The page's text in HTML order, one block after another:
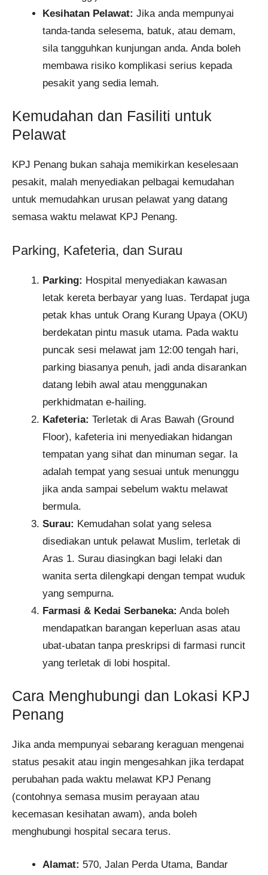
Kesihatan Pelawat: Jika anda mempunyai
tanda-tanda selesema, batuk, atau demam,
sila tangguhkan kunjungan anda. Anda boleh
membawa risiko komplikasi serius kepada
pesakit yang sedia lemah.
Kemudahan dan Fasiliti untuk
Pelawat
KPJ Penang bukan sahaja memikirkan keselesaan
pesakit, malah menyediakan pelbagai kemudahan
untuk memudahkan urusan pelawat yang datang
semasa waktu melawat KPJ Penang.
Parking, Kafeteria, dan Surau
Parking: Hospital menyediakan kawasan
letak kereta berbayar yang luas. Terdapat juga
petak khas untuk Orang Kurang Upaya (OKU)
berdekatan pintu masuk utama. Pada waktu
puncak sesi melawat jam 12:00 tengah hari,
parking biasanya penuh, jadi anda disarankan
datang lebih awal atau menggunakan
perkhidmatan e-hailing.
Kafeteria: Terletak di Aras Bawah (Ground
Floor), kafeteria ini menyediakan hidangan
tempatan yang sihat dan minuman segar. Ia
adalah tempat yang sesuai untuk menunggu
jika anda sampai sebelum waktu melawat
bermula.
Surau: Kemudahan solat yang selesa
disediakan untuk pelawat Muslim, terletak di
Aras 1. Surau diasingkan bagi lelaki dan
wanita serta dilengkapi dengan tempat wuduk
yang sempurna.
Farmasi & Kedai Serbaneka: Anda boleh
mendapatkan barangan keperluan asas atau
ubat-ubatan tanpa preskripsi di farmasi runcit
yang terletak di lobi hospital.
Cara Menghubungi dan Lokasi KPJ
Penang
Jika anda mempunyai sebarang keraguan mengenai
status pesakit atau ingin mengesahkan jika terdapat
perubahan pada waktu melawat KPJ Penang
(contohnya semasa musim perayaan atau
kecemasan kesihatan awam), anda boleh
menghubungi hospital secara terus.
Alamat: 570, Jalan Perda Utama, Bandar